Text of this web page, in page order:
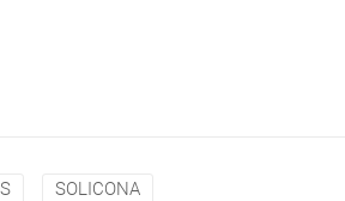
SOLICONA